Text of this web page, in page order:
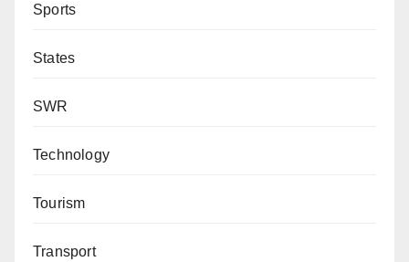
Sports
States
SWR
Technology
Tourism
Transport